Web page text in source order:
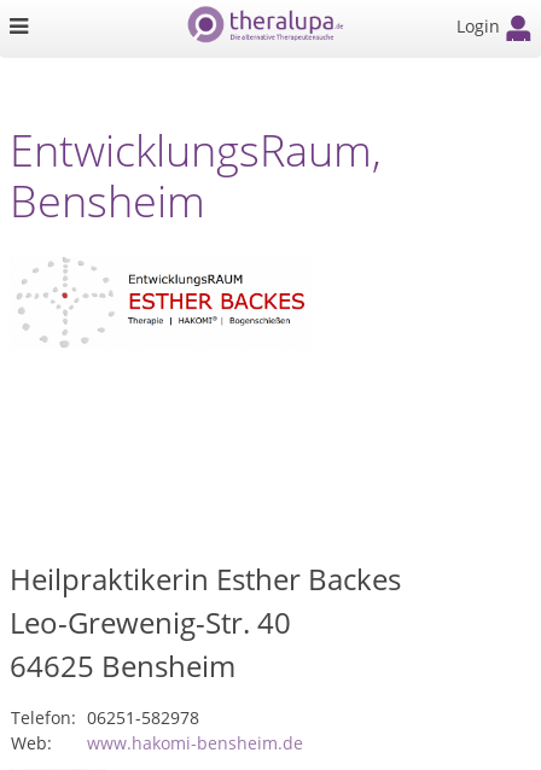
Login
EntwicklungsRaum,
Bensheim
Heilpraktikerin Esther Backes
Leo-Grewenig-Str. 40
64625 Bensheim
Telefon: 06251-582978
Web:
www.hakomi-bensheim.de